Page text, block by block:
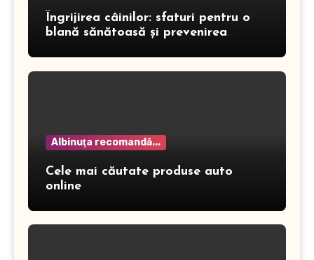
Îngrijirea câinilor: sfaturi pentru o
blană sănătoasă și prevenirea
Albinuţa recomandă...
Cele mai căutate produse auto
online